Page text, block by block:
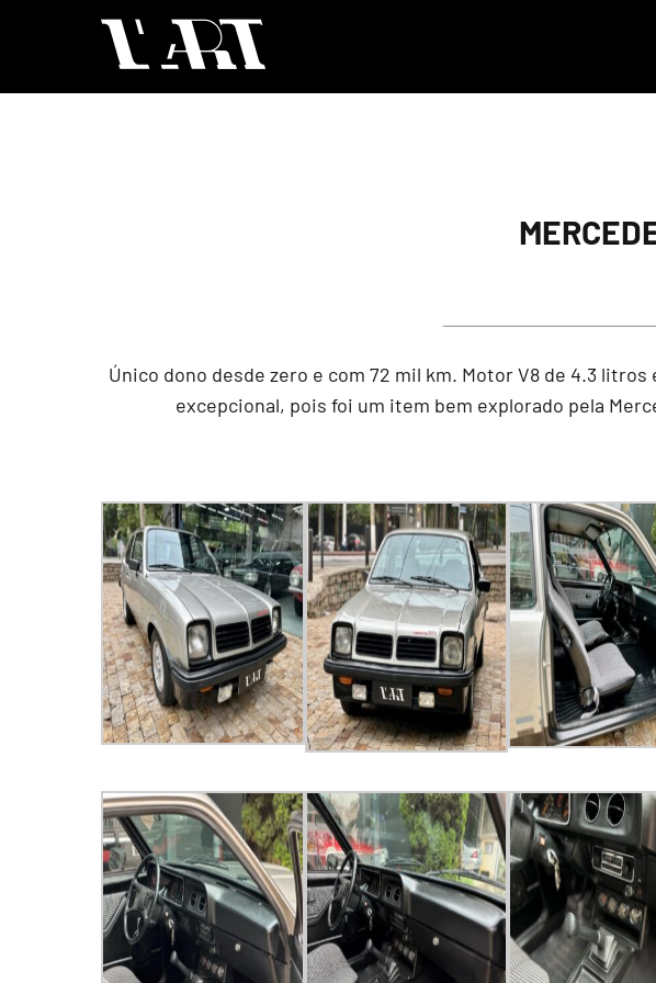
Único dono desde zero e com 72 mil km. Motor V8 de 4.3
excepcional, pois foi um item bem explorado pela